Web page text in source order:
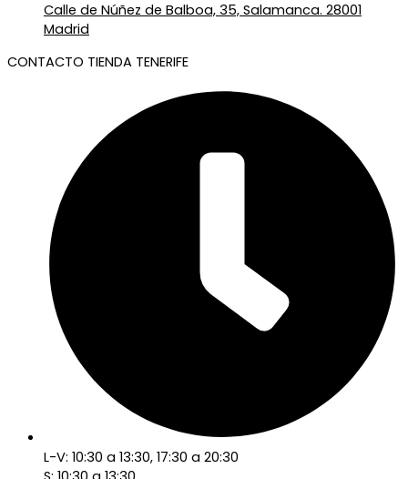
Calle de Núñez de Balboa, 35, Salamanca. 28001
Madrid
CONTACTO TIENDA TENERIFE
L-V: 10:30 a 13:30, 17:30 a 20:30